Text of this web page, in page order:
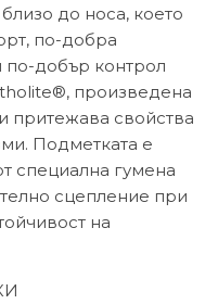
до носа, което
по-добра
по-добър контрол
произведена
притежава свойства
Подметката е
специална гумена
сцепление при
на